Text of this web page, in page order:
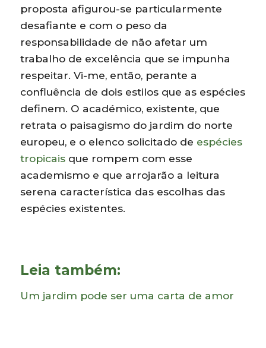
proposta afigurou-se particularmente
desafiante e com o peso da
responsabilidade de não afetar um
trabalho de excelência que se impunha
respeitar. Vi-me, então, perante a
confluência de dois estilos que as espécies
definem. O académico, existente, que
retrata o paisagismo do jardim do norte
europeu, e o elenco solicitado de espécies
tropicais que rompem com esse
academismo e que arrojarão a leitura
serena característica das escolhas das
espécies existentes.
Leia também:
Um jardim pode ser uma carta de amor